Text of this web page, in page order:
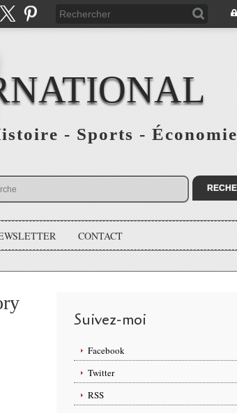
- Sports - Économie
CONTACT
Suivez-moi
Facebook
Twitter
RSS